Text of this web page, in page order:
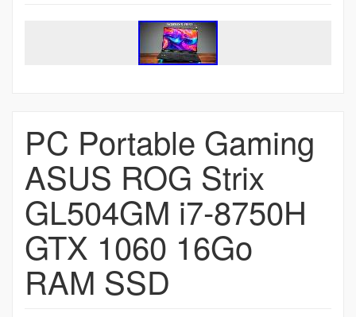
PC Portable Gaming
ASUS ROG Strix
GL504GM i7-8750H
GTX 1060 16Go
RAM SSD